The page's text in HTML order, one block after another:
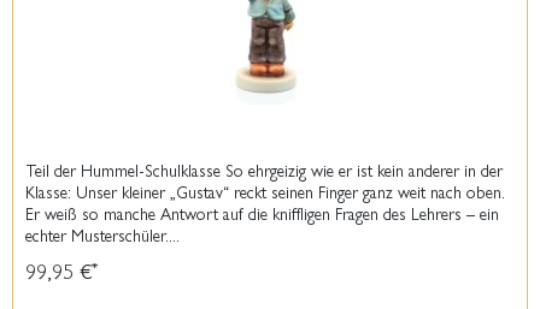
Teil der Hummel-Schulklasse So ehrgeizig wie er ist kein anderer in der
Klasse: Unser kleiner „Gustav“ reckt seinen Finger ganz weit nach oben.
Er weiß so manche Antwort auf die kniffligen Fragen des Lehrers – ein
echter Musterschüler....
99,95 €*